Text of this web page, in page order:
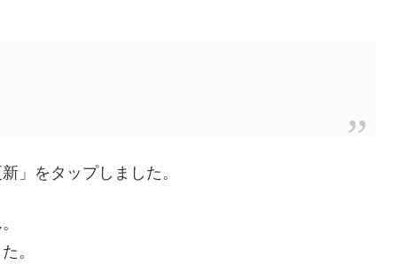
」をタップしました。
。